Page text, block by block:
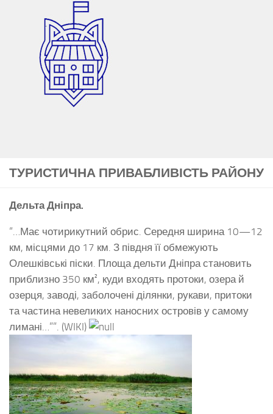
ТУРИСТИЧНА ПРИВАБЛИВІСТЬ РАЙОНУ
Дельта Дніпра.
“…Має чотирикутний обрис. Середня ширина 10—12
км, місцями до 17 км. З півдня її обмежують
Олешківські піски. Площа дельти Дніпра становить
приблизно 350 км², куди входять протоки, озера й
озерця, заводі, заболочені ділянки, рукави, притоки
та частина невеликих наносних островів у самому
лимані…””. (WIKI)